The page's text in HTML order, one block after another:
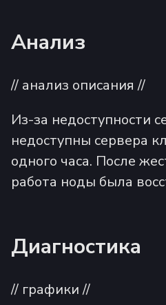
Анализ
// анализ описания //
Из-за недоступности
недоступны сервера
одного часа. После
работа ноды была
Диагностика
// графики //